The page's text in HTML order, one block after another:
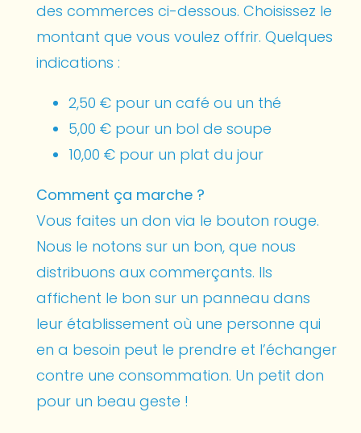
des commerces ci-dessous. Choisissez le
montant que vous voulez offrir. Quelques
indications :
2,50 € pour un café ou un thé
5,00 € pour un bol de soupe
10,00 € pour un plat du jour
Comment ça marche ?
Vous faites un don via le bouton rouge.
Nous le notons sur un bon, que nous
distribuons aux commerçants. Ils
affichent le bon sur un panneau dans
leur établissement où une personne qui
en a besoin peut le prendre et l’échanger
contre une consommation. Un petit don
pour un beau geste !